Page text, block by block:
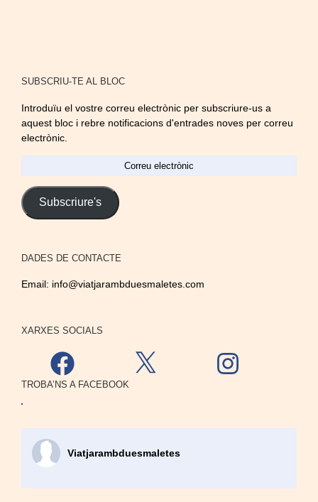
SUBSCRIU-TE AL BLOC
Introduïu el vostre correu electrònic per subscriure-us a
aquest bloc i rebre notificacions d'entrades noves per correu
electrònic.
Subscriure's
DADES DE CONTACTE
Email: info@viatjarambduesmaletes.com
XARXES SOCIALS
Facebook
TROBA’NS A FACEBOOK
Viatjarambduesmaletes